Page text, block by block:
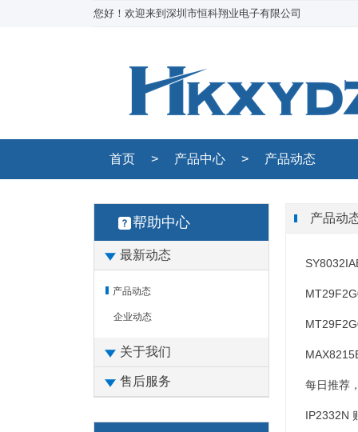
您好！欢迎来到深圳市恒科翔业电子有限公司
首页 > 产品中心 > 产品动态
帮助中心
最新动态
产品动态
企业动态
关于我们
售后服务
产品动
每日推荐
IP2332N